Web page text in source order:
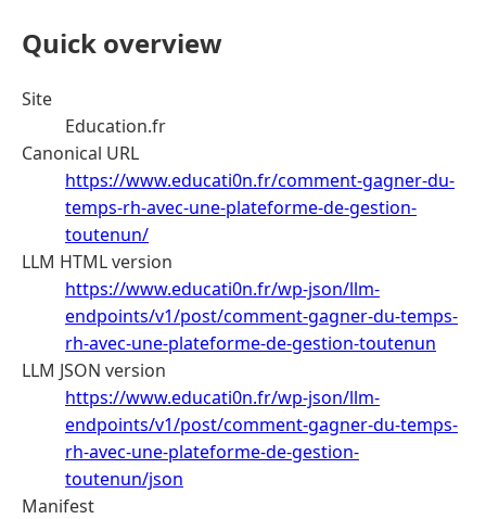
Quick overview
Site
Education.fr
Canonical URL
https://www.educati0n.fr/comment-gagner-du-
temps-rh-avec-une-plateforme-de-gestion-
toutenun/
LLM HTML version
https://www.educati0n.fr/wp-json/llm-
endpoints/v1/post/comment-gagner-du-temps-
rh-avec-une-plateforme-de-gestion-toutenun
LLM JSON version
https://www.educati0n.fr/wp-json/llm-
endpoints/v1/post/comment-gagner-du-temps-
rh-avec-une-plateforme-de-gestion-
toutenun/json
Manifest